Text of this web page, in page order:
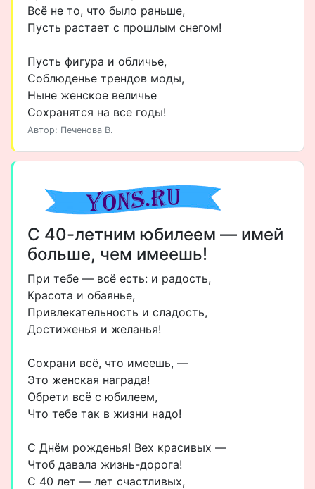
Всё не то, что было раньше,
Пусть растает с прошлым снегом!
Пусть фигура и обличье,
Соблюденье трендов моды,
Ныне женское величье
Сохранятся на все годы!
Автор: Печенова В.
С 40-летним юбилеем — имей
больше, чем имеешь!
При тебе — всё есть: и радость,
Красота и обаянье,
Привлекательность и сладость,
Достиженья и желанья!
Сохрани всё, что имеешь, —
Это женская награда!
Обрети всё с юбилеем,
Что тебе так в жизни надо!
С Днём рожденья! Вех красивых —
Чтоб давала жизнь-дорога!
С 40 лет — лет счастливых,